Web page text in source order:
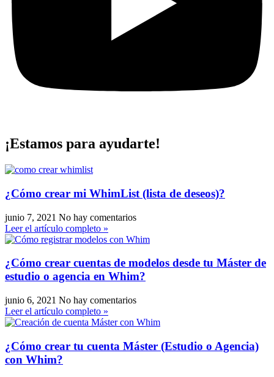
¡Estamos para ayudarte!
¿Cómo crear mi WhimList (lista de deseos)?
junio 7, 2021 No hay comentarios
Leer el artículo completo »
¿Cómo crear cuentas de modelos desde tu Máster de
estudio o agencia en Whim?
junio 6, 2021 No hay comentarios
Leer el artículo completo »
¿Cómo crear tu cuenta Máster (Estudio o Agencia)
con Whim?